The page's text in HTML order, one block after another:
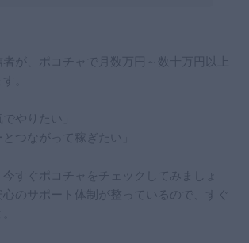
者が、ポコチャで月数万円～数十万円以上
。
やりたい」
とつながって稼ぎたい」
すぐポコチャをチェックしてみましょ
のサポート体制が整っているので、すぐ